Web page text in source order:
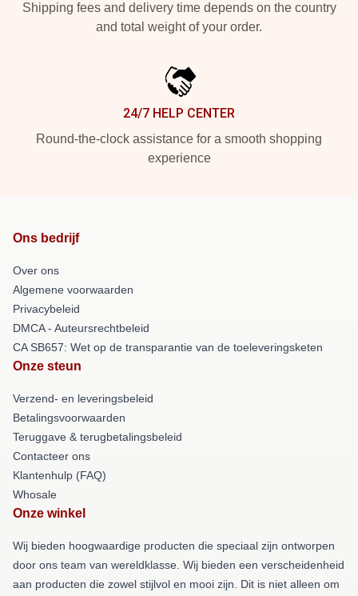
Shipping fees and delivery time depends on the country
and total weight of your order.
24/7 HELP CENTER
Round-the-clock assistance for a smooth shopping
experience
Ons bedrijf
Over ons
Algemene voorwaarden
Privacybeleid
DMCA - Auteursrechtbeleid
CA SB657: Wet op de transparantie van de toeleveringsketen
Onze steun
Verzend- en leveringsbeleid
Betalingsvoorwaarden
Teruggave & terugbetalingsbeleid
Contacteer ons
Klantenhulp (FAQ)
Whosale
Onze winkel
Wij bieden hoogwaardige producten die speciaal zijn ontworpen
door ons team van wereldklasse. Wij bieden een verscheidenheid
aan producten die zowel stijlvol en mooi zijn. Dit is niet alleen om